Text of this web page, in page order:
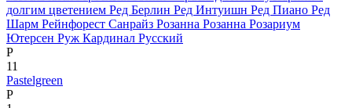
долгим цветением Ред Берлин Ред Интуишн Ред Пиано Ред
Шарм Рейнфорест Санрайз Розанна Розанна Розариум
Ютерсен Руж Кардинал Русский
Р
11
Pastelgreen
P